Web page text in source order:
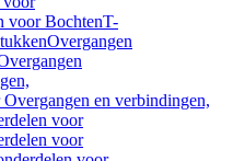
voor BochtenT-
Overgangen
en verbindingen,
voor
voor